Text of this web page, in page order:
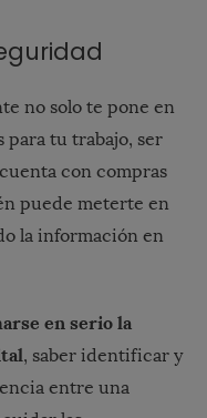
no solo te pone en
para tu trabajo, ser
con compras
puede meterte en
la información en
en serio la
, saber identificar y
entre una